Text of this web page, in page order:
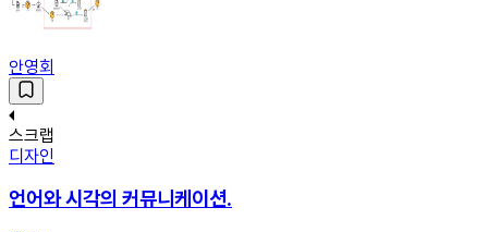
안영회
스크랩
디자인
언어와 시각의 커뮤니케이션.